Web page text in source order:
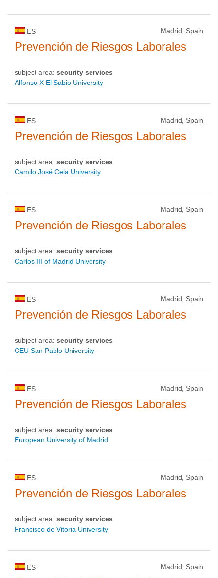
ES Madrid, Spain
Prevención de Riesgos Laborales
subject area: security services
Alfonso X El Sabio University
ES Madrid, Spain
Prevención de Riesgos Laborales
subject area: security services
Camilo José Cela University
ES Madrid, Spain
Prevención de Riesgos Laborales
subject area: security services
Carlos III of Madrid University
ES Madrid, Spain
Prevención de Riesgos Laborales
subject area: security services
CEU San Pablo University
ES Madrid, Spain
Prevención de Riesgos Laborales
subject area: security services
European University of Madrid
ES Madrid, Spain
Prevención de Riesgos Laborales
subject area: security services
Francisco de Vitoria University
ES Madrid, Spain